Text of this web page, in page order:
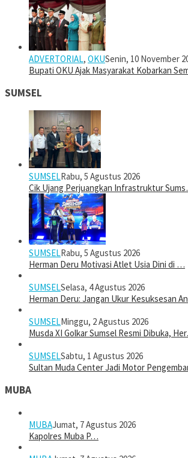
ADVERTORIAL, OKUSenin, 10 November
Bupati OKU Ajak Masyarakat Kobarkan
SUMSEL
SUMSELRabu, 5 Agustus 2026
Cik Ujang Perjuangkan Infrastruktur
SUMSELRabu, 5 Agustus 2026
Herman Deru Motivasi Atlet Usia Dini di …
SUMSELSelasa, 4 Agustus 2026
Herman Deru: Jangan Ukur Kesuksesan
SUMSELMinggu, 2 Agustus 2026
Musda XI Golkar Sumsel Resmi Dibuka,
SUMSELSabtu, 1 Agustus 2026
Sultan Muda Center Jadi Motor
MUBA
MUBAJumat, 7 Agustus 2026
Kapolres Muba P…